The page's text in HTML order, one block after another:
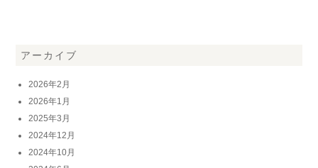
アーカイブ
2026年2月
2026年1月
2025年3月
2024年12月
2024年10月